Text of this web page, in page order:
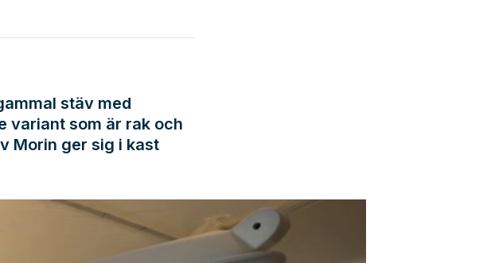
stäv med
variant som är rak och
Morin ger sig i kast